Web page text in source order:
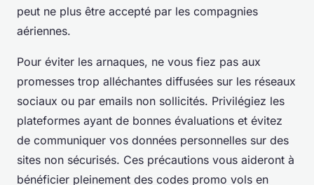
peut ne plus être accepté par les compagnies
aériennes.
Pour éviter les arnaques, ne vous fiez pas aux
promesses trop alléchantes diffusées sur les réseaux
sociaux ou par emails non sollicités. Privilégiez les
plateformes ayant de bonnes évaluations et évitez
de communiquer vos données personnelles sur des
sites non sécurisés. Ces précautions vous aideront à
bénéficier pleinement des codes promo vols en